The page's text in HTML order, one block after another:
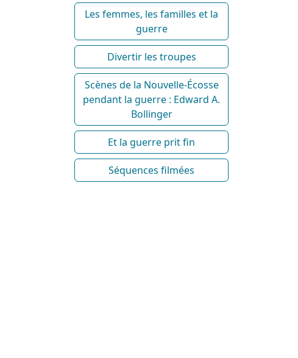
Les femmes, les familles et la
guerre
Divertir les troupes
Scènes de la Nouvelle-Écosse
pendant la guerre : Edward A.
Bollinger
Et la guerre prit fin
Séquences filmées